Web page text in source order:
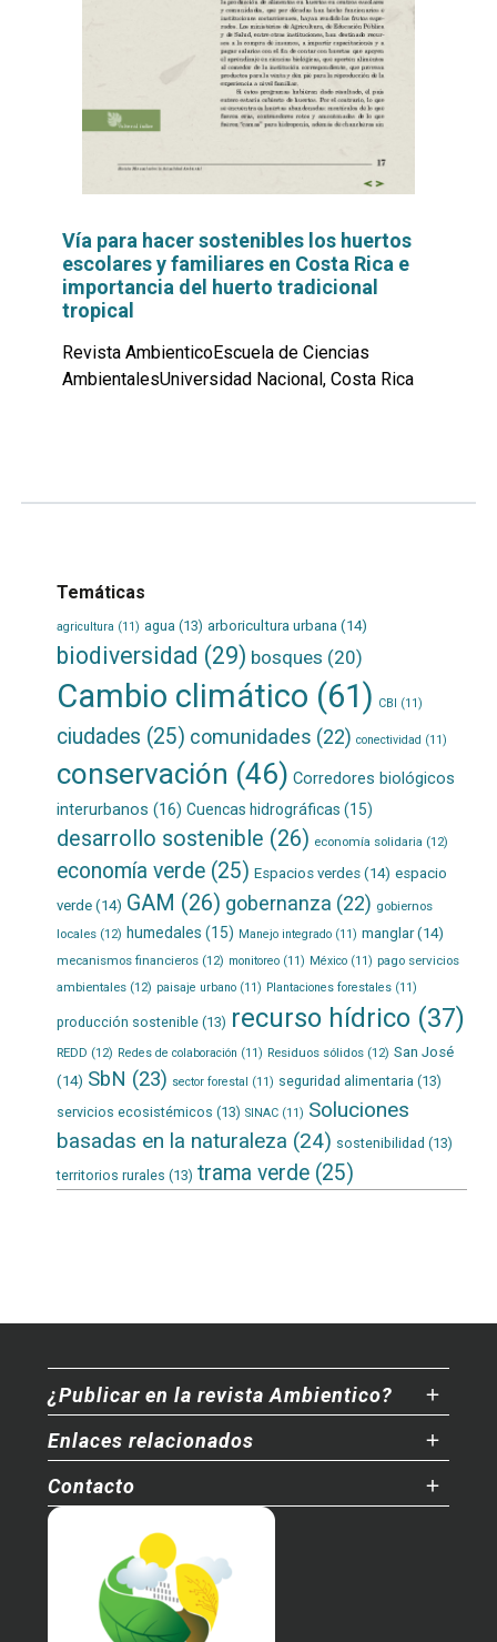
Vía para hacer sostenibles los huertos
escolares y familiares en Costa Rica e
importancia del huerto tradicional
tropical
Revista AmbienticoEscuela de Ciencias
AmbientalesUniversidad Nacional, Costa Rica
Temáticas
agricultura (11) agua (13) arboricultura urbana(14)
biodiversidad (29) bosques (20)
Cambio climático (61) CBI (11)
ciudades (25) comunidades (22) conectividad (11)
conservación (46) Corredores biológicos
interurbanos (16) Cuencas hidrográficas (15)
desarrollo sostenible (26) economía solidaria (12)
economía verde(25) Espacios verdes(14) espacio
verde(14) GAM (26) gobernanza (22) gobiernos
locales(12) humedales (15) Manejo integrado(11) manglar(14)
mecanismos financieros(12) monitoreo(11) México(11) pago servicios
ambientales(12) paisaje urbano(11) Plantaciones forestales(11)
producción sostenible(13) recurso hídrico(37)
REDD (12) Redes de colaboración (11) Residuos sólidos(12) San José
(14) SbN (23) sector forestal (11) seguridad alimentaria (13)
servicios ecosistémicos (13) SINAC(11) Soluciones
basadas en la naturaleza (24) sostenibilidad (13)
territorios rurales (13) trama verde(25)
¿Publicar en la revista Ambientico?
Enlaces relacionados
Contacto